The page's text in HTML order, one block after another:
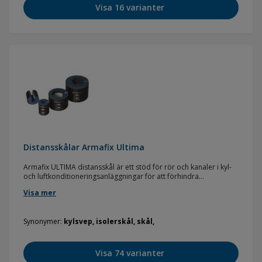
Visa 16 varianter
Distansskålar Armafix Ultima
Armafix ULTIMA distansskål är ett stöd för rör och kanaler i kyl-
och luftkonditioneringsanläggningar för att förhindra
stycke med 2 PUR/PIR-sektioner och självhäftande förslutning.
Materialtyp: Lagringssegment av PUR/PIR, inkapslade i och
0,8 mm tjock aluminium, vilken samtidigt tjänar som ångspärr för
lagringssegmenten av PUR/PIR.
Visa mer
Synonymer kylsvep, isolerskål, skål,
Visa 74 varianter